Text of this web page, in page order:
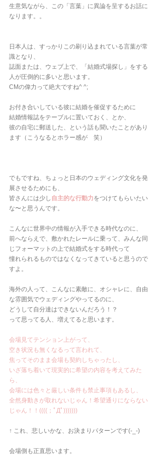
生意気ながら、この「言葉」に異論を呈するお話に
なります。。
日本人は、すっかりこの刷り込まれている言葉が常
識となり、
誌面または、ウェブ上で、「結婚式場探し」をする
人が圧倒的に多いと思います。
CMの偉力って絶大ですね^ ^;
お付き合いしている彼に結婚を催促するために
結婚情報誌をテーブルに置いておく、とか、
彼の自宅に郵送した、という話も聞いたことがあり
ます（こうなるとホラー感が　笑）
でもですね、ちょっと日本のウェディング文化を発
展させるためにも、
皆さんには少し 自主的な行動力をつけてもらいたい
な〜と思うんです。
こんなに世界中の情報が入手できる時代なのに、
前へならえで、敷かれたレールに乗って、みんな同
じフォーマットの上で結婚式をする時代って
憧れられるものではなくなってきていると思うので
すよ。
海外の人って、こんなに素敵に、オシャレに、自由
な雰囲気でウェディングやってるのに、
どうして自分達はできないんだろう！？
って思ってる人、増えてると思います。
会場見てテンション上がって、
空き状況も無くなるって言われて、
焦ってそのまま会場も契約しちゃったし、
いざ落ち着いて現実的に希望の内容を考えてみた
ら、
会場には色々と厳しい条件も禁止事項もあるし、
全然身動きが取れないじゃん！希望通りにならない
じゃん！！((((；ﾟДﾟ)))))))
↑ これ、悲しいかな、お決まりパターンです(-_-)
会場側も正直思います。